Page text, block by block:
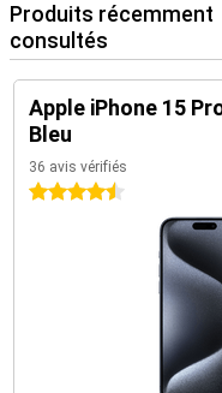
Produits récemment
consultés
Apple iPhone 15
Bleu
36 avis vérifiés
4.5 étoiles